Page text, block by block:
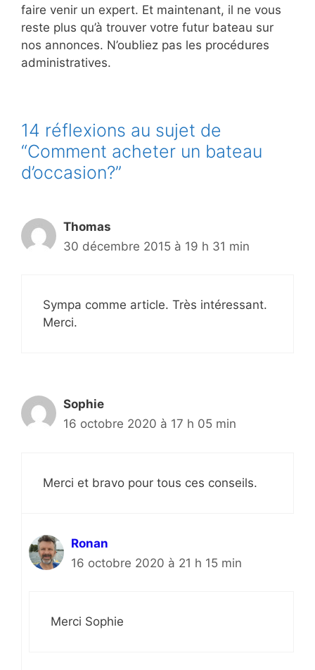
faire venir un expert. Et maintenant, il ne vous
reste plus qu’à trouver votre futur bateau sur
nos annonces. N’oubliez pas les procédures
administratives.
14 réflexions au sujet de
“Comment acheter un bateau
d’occasion?”
Thomas
30 décembre 2015 à 19 h 31 min
Sympa comme article. Très intéressant.
Merci.
Sophie
16 octobre 2020 à 17 h 05 min
Merci et bravo pour tous ces conseils.
Ronan
16 octobre 2020 à 21 h 15 min
Merci Sophie